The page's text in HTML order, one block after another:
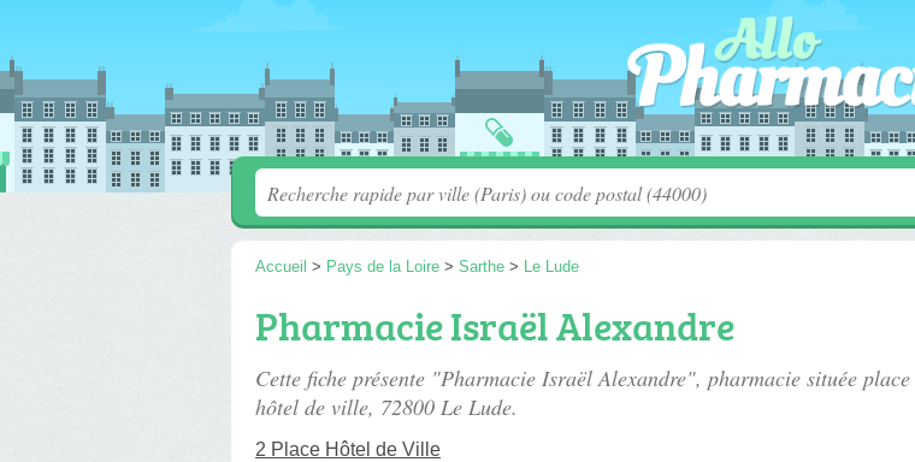
Accueil > Pays de la Loire > Sarthe > Le Lude
Pharmacie Israël Alexandre
Cette fiche présente "Pharmacie Israël Alexandre", pharmacie située place
hôtel de ville, 72800 Le Lude.
2 Place Hôtel de Ville